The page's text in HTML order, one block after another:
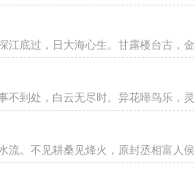
江底过，日大海心生。甘露楼台古，
不到处，白云无尽时。异花啼鸟乐，
流。不见耕桑见烽火，原封丞相富人侯